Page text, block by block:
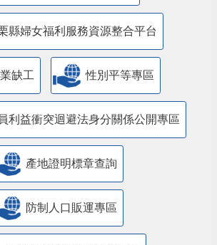
縣婦女福利服務資源整合平台
缺工 性別平等專區
利益衝突迴避法身分關係公開專區
產地證明標章查詢
防制人口販運專區